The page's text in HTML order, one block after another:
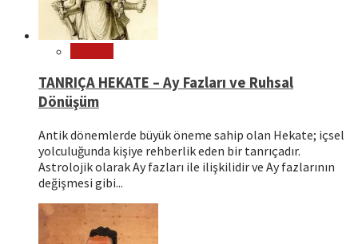
TANRIÇA HEKATE – Ay Fazları ve Ruhsal
Dönüşüm
Antik dönemlerde büyük öneme sahip olan Hekate; içsel
yolculuğunda kişiye rehberlik eden bir tanrıçadır.
Astrolojik olarak Ay fazları ile ilişkilidir ve Ay fazlarının
değişmesi gibi...